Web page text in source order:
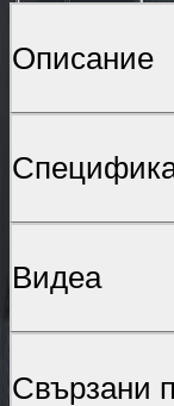
Описание
Видеa
Свързани